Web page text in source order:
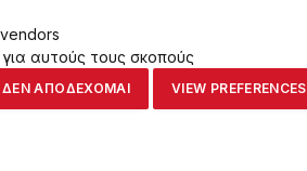
αυτούς τους σκοπούς
ΔΕΝ ΑΠΟΔΕΧΟΜΑΙ VIEW PREFERENCES